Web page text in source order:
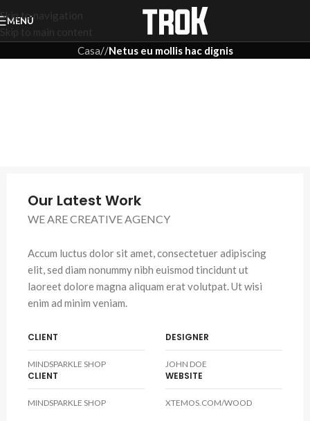
Skip to navigation
Skip to main content
MENÚ
Casa//Netus eu mollis hac dignis
Our Latest Work
WE ARE CREATIVE AGENCY
Accum luctus dolor sit amet, consectetuer adipiscing
elit, sed diam nonummy nibh euismod tincidunt ut
laoreet dolore magna aliquam erat volutpat. Ut wisi
enim ad minim veniam.
CLIENT
MINDSPARKLE SHOP
DESIGNER
JOHN DOE
CLIENT
MINDSPARKLE SHOP
WEBSITE
XTEMOS.COM/WOOD